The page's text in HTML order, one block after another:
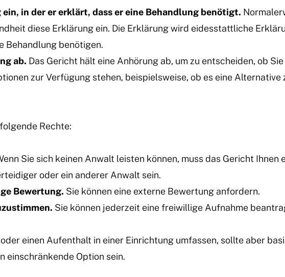
in der er erklärt, dass er eine Behandlung benötigt.
diese Erklärung ein. Die Erklärung wird eidesstattliche
Behandlung benötigen.
ab. Das Gericht hält eine Anhörung ab, um zu entscheiden, ob
zur Verfügung stehen, beispielsweise, ob es eine Alternative
Rechte:
Sie sich keinen Anwalt leisten können, muss das Gericht Ihnen
oder ein anderer Anwalt sein.
Bewertung. Sie können eine externe Bewertung anfordern.
Sie können jederzeit eine freiwillige Aufnahme
einen Aufenthalt in einer Einrichtung umfassen, sollte aber
einschränkende Option sein.